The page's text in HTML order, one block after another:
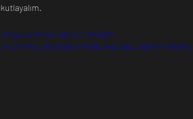
kutlayalım.
https://www.youtube.com/watch?